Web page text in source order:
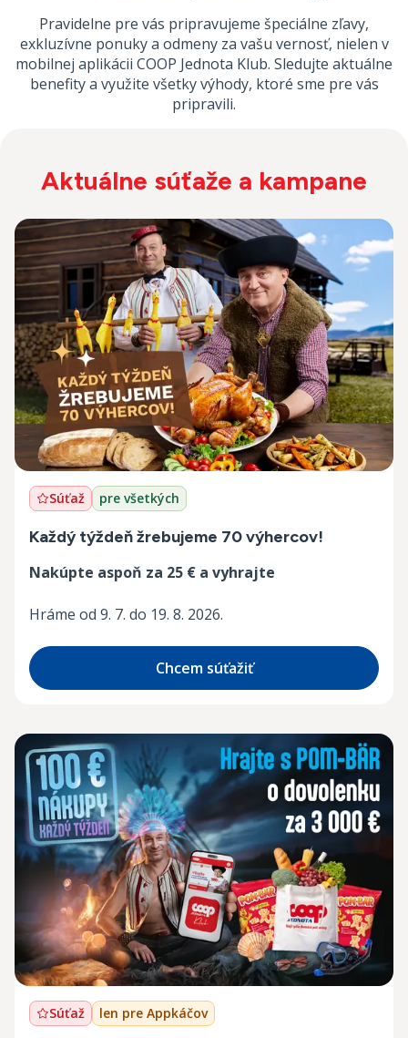
Pravidelne pre vás pripravujeme špeciálne zľavy,
exkluzívne ponuky a odmeny za vašu vernosť, nielen v
mobilnej aplikácii COOP Jednota Klub. Sledujte aktuálne
benefity a využite všetky výhody, ktoré sme pre vás
pripravili.
Aktuálne súťaže a kampane
Súťaž pre všetkých
Každý týždeň žrebujeme 70 výhercov!
Nakúpte aspoň za 25 € a vyhrajte
Hráme od 9. 7. do 19. 8. 2026.
Chcem súťažiť
Súťaž len pre Appkáčov